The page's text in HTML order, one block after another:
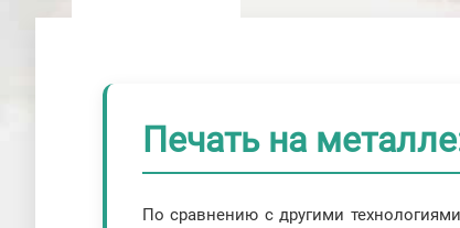
Печать на
По сравнению с другими